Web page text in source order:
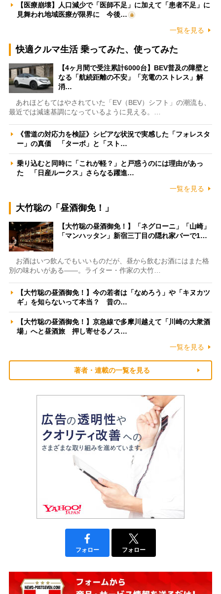
【医療崩壊】人口減少で「医師不足」に加えて「患者不足」に
見舞われ地域医療が限界に 今後…
一覧を見る
快適クルマ生活 乗ってみた、使ってみた
【4ヶ月間で受注累計6000台】BEV普及の障壁と
なる「航続距離の不安」「充電のストレス」解
消…
あれほどもてはやされていた「EV（BEV）シフト」の潮流も、
最近では減速基調になっているように見える。…
《雪道の対応力を検証》シビアな状況で実感した「フォレスタ
ー」の真価 「ターボ」と「スト…
乗り込むと同時に「これが軽？」と戸惑うのには理由があっ
た 「日産ルークス」さらなる躍進…
一覧を見る
大竹聡の「昼酒御免！」
【大竹聡の昼酒御免！】「ネグローニ」「山崎」
「マンハッタン」新宿三丁目の隠れ家バーで1…
お酒はいつ飲んでもいいものだが、昼から飲むお酒にはまた格
別の味わいがある――。ライター・作家の大竹…
【大竹聡の昼酒御免！】今の若者は「なめろう」や「キヌカツ
ギ」を知らないって本当？ 昔の…
【大竹聡の昼酒御免！】京急線で多摩川越えて「川崎の大衆酒
場」へと昼酒旅 押し寄せるノス…
一覧を見る
著者・連載の一覧を見る
フォロー フォロー